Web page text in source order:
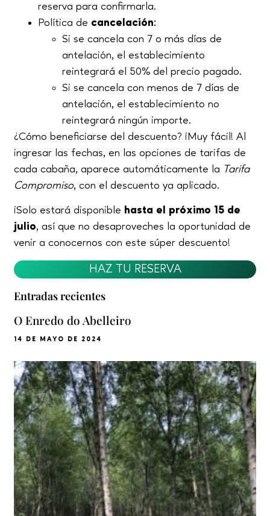
reserva para confirmarla.
Política de cancelación:
Si se cancela con 7 o más días de
antelación, el establecimiento
reintegrará el 50% del precio pagado.
Si se cancela con menos de 7 días de
antelación, el establecimiento no
reintegrará ningún importe.
¿Cómo beneficiarse del descuento? ¡Muy fácil! Al
ingresar las fechas, en las opciones de tarifas de
cada cabaña, aparece automáticamente la Tarifa
Compromiso, con el descuento ya aplicado.
¡Solo estará disponible hasta el próximo 15 de
julio, así que no desaproveches la oportunidad de
venir a conocernos con este súper descuento!
HAZ TU RESERVA
Entradas recientes
O Enredo do Abelleiro
14 DE MAYO DE 2024